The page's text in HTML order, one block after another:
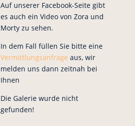
Auf unserer Facebook-Seite gibt
es auch ein Video von Zora und
Morty zu sehen.
In dem Fall füllen Sie bitte eine
Vermittlungsanfrage aus, wir
melden uns dann zeitnah bei
Ihnen
Die Galerie wurde nicht
gefunden!